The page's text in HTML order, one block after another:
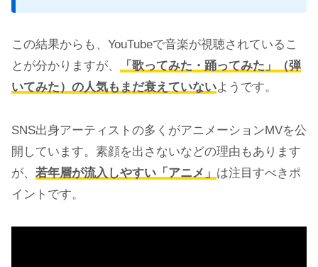
この結果からも、YouTubeで音楽が視聴されているこ
とが分かりますが、
「歌ってみた・踊ってみた」（弾
いてみた）の人気もまだ衰えていないようです。
SNS出身アーティストの多くがアニメーションMVを公
開しています。素顔を出さないなどの理由もあります
が、 若年層が流入しやすい「アニメ」 は注目すべきポ
イントです。